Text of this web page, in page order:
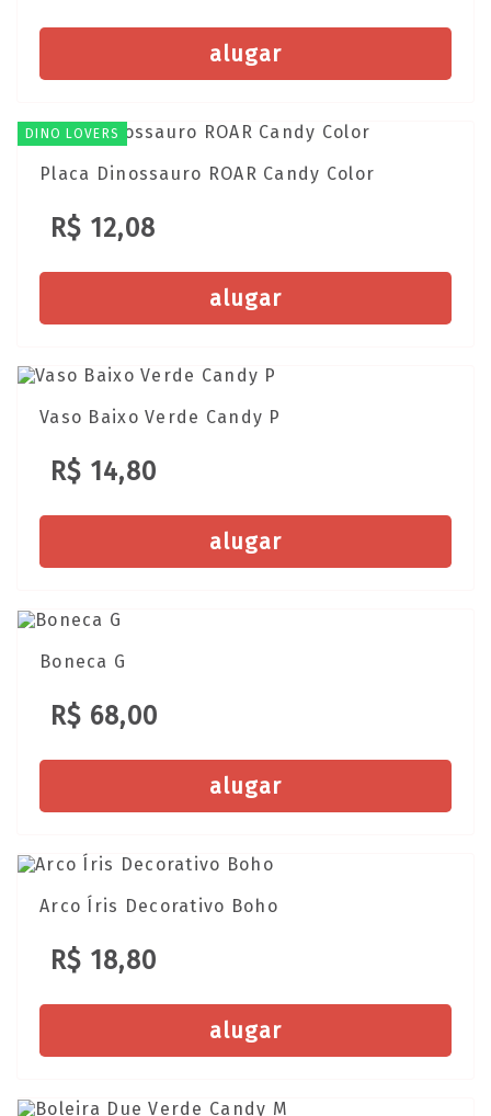
alugar
DINO LOVERS
Placa Dinossauro ROAR Candy Color
R$ 12,08
alugar
Vaso Baixo Verde Candy P
R$ 14,80
alugar
Boneca G
R$ 68,00
alugar
Arco Íris Decorativo Boho
R$ 18,80
alugar